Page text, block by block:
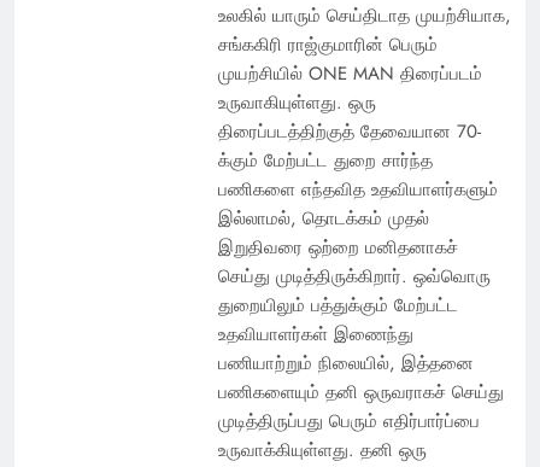
உலகில் யாரும் செய்திடாத முயற்சியாக,
சங்ககிரி ராஜ்குமாரின் பெரும்
முயற்சியில் ONE MAN திரைப்படம்
உருவாகியுள்ளது. ஒரு
திரைப்படத்திற்குத் தேவையான 70-
க்கும் மேற்பட்ட துறை சார்ந்த
பணிகளை எந்தவித உதவியாளர்களும்
இல்லாமல், தொடக்கம் முதல்
இறுதிவரை ஒற்றை மனிதனாகச்
செய்து முடித்திருக்கிறார். ஒவ்வொரு
துறையிலும் பத்துக்கும் மேற்பட்ட
உதவியாளர்கள் இணைந்து
பணியாற்றும் நிலையில், இத்தனை
பணிகளையும் தனி ஒருவராகச் செய்து
முடித்திருப்பது பெரும் எதிர்பார்ப்பை
உருவாக்கியுள்ளது. தனி ஒரு